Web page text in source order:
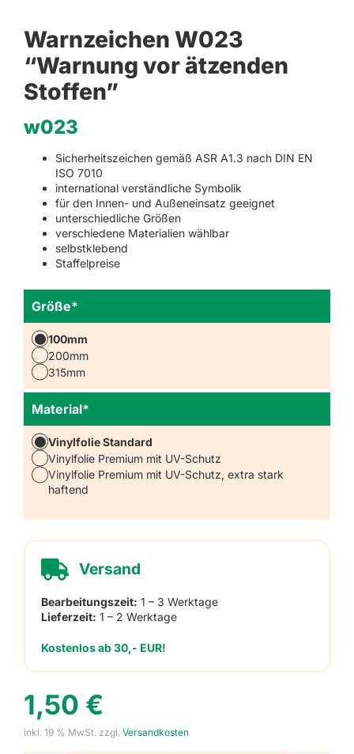
Warnzeichen W023
“Warnung vor ätzenden
Stoffen”
w023
Sicherheitszeichen gemäß ASR A1.3 nach DIN EN
ISO 7010
international verständliche Symbolik
für den Innen- und Außeneinsatz geeignet
unterschiedliche Größen
verschiedene Materialien wählbar
selbstklebend
Staffelpreise
*
Größe
100mm
200mm
315mm
*
Material
Vinylfolie Standard
Vinylfolie Premium mit UV-Schutz
Vinylfolie Premium mit UV-Schutz, extra stark
haftend
Versand
Bearbeitungszeit: 1 – 3 Werktage
Lieferzeit: 1 – 2 Werktage
Kostenlos ab 30,- EUR!
1,50 €
inkl. 19 % MwSt. zzgl. Versandkosten